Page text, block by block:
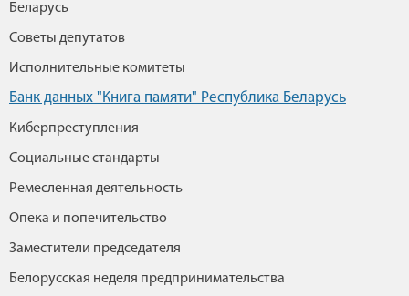
Беларусь
Советы депутатов
Исполнительные комитеты
Банк данных "Книга памяти" Республика Беларусь
Киберпреступления
Социальные стандарты
Ремесленная деятельность
Опека и попечительство
Заместители председателя
Белорусская неделя предпринимательства